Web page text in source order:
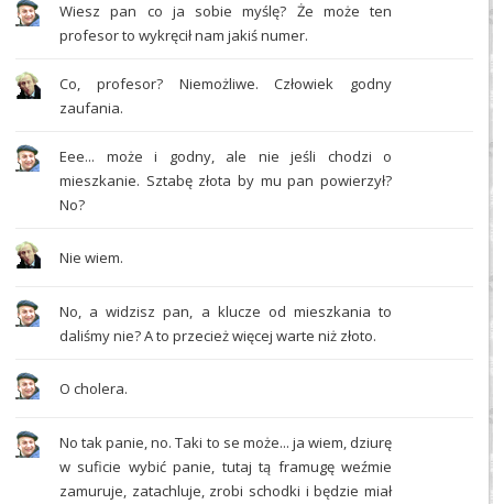
Wiesz pan co ja sobie myślę? Że może ten
profesor to wykręcił nam jakiś numer.
Co, profesor? Niemożliwe. Człowiek godny
zaufania.
Eee... może i godny, ale nie jeśli chodzi o
mieszkanie. Sztabę złota by mu pan powierzył?
No?
Nie wiem.
No, a widzisz pan, a klucze od mieszkania to
daliśmy nie? A to przecież więcej warte niż złoto.
O cholera.
No tak panie, no. Taki to se może... ja wiem, dziurę
w suficie wybić panie, tutaj tą framugę weźmie
zamuruje, zatachluje, zrobi schodki i będzie miał